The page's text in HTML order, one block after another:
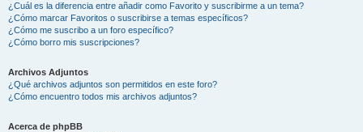
¿Cuál es la diferencia entre añadir como Favorito y suscribirme a un tema?
¿Cómo marcar Favoritos o suscribirse a temas específicos?
¿Cómo me suscribo a un foro específico?
¿Cómo borro mis suscripciones?
Archivos Adjuntos
¿Qué archivos adjuntos son permitidos en este foro?
¿Cómo encuentro todos mis archivos adjuntos?
Acerca de phpBB